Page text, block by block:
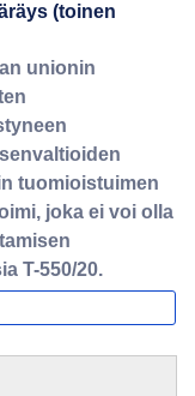
(toinen
unionin
tuomioistuimen
joka ei voi olla
T-550/20.